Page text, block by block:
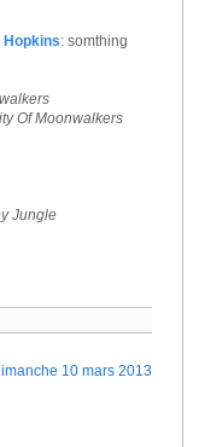
Hopkins: somthing
Of Moonwalkers
Jungle
10 mars 2013